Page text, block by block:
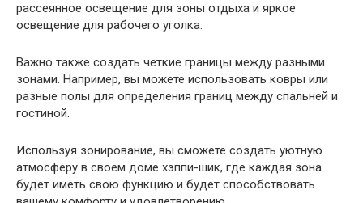
рассеянное освещение для зоны отдыха и яркое
освещение для рабочего уголка.
Важно также создать четкие границы между разными
зонами. Например, вы можете использовать ковры или
разные полы для определения границ между спальней и
гостиной.
Используя зонирование, вы сможете создать уютную
атмосферу в своем доме хэппи-шик, где каждая зона
будет иметь свою функцию и будет способствовать